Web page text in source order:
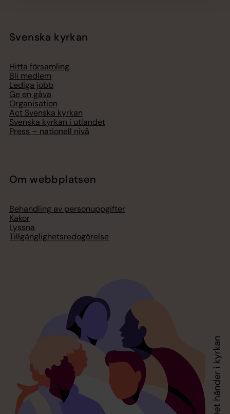
Svenska kyrkan
Hitta församling
Bli medlem
Lediga jobb
Ge en gåva
Organisation
Act Svenska kyrkan
Svenska kyrkan i utlandet
Press – nationell nivå
Om webbplatsen
Behandling av personuppgifter
Kakor
Lyssna
Tillgänglighetsredogörelse